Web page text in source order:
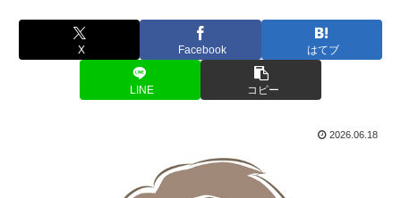
X Facebook はてブ
LINE コピー
2026.06.18